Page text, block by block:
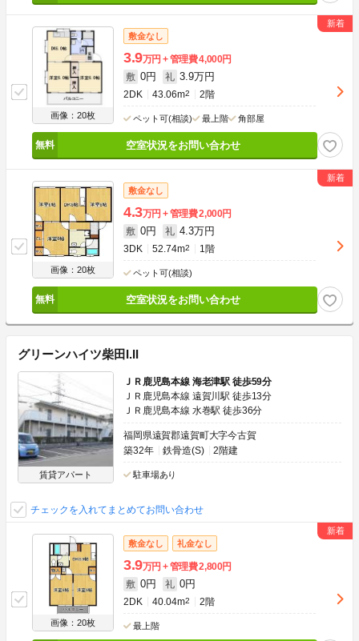
画像：20枚
敷金なし
3.9万円 管理費4,000円
敷 0円 礼 3.9万円
2DK 43.06m2 2階
ペット可(相談) 最上階 角部屋
空室状況をお問い合わせ
画像：20枚
敷金なし
4.3万円 管理費2,000円
敷 0円 礼 4.3万円
3DK 52.74m2 1階
ペット可(相談)
空室状況をお問い合わせ
グリーンハイツ柴田I.II
賃貸アパート
ＪＲ鹿児島本線 海老津駅 徒歩59分
ＪＲ鹿児島本線 遠賀川駅 徒歩13分
ＪＲ鹿児島本線 水巻駅 徒歩36分
福岡県遠賀郡遠賀町大字今古賀
築32年
鉄骨造(S) 2階建
駐車場あり
チェックを入れてまとめてお問い合わせ
画像：20枚
敷金なし 礼金なし
3.9万円 管理費2,800円
敷 0円 礼 0円
2DK 40.04m2 2階
最上階